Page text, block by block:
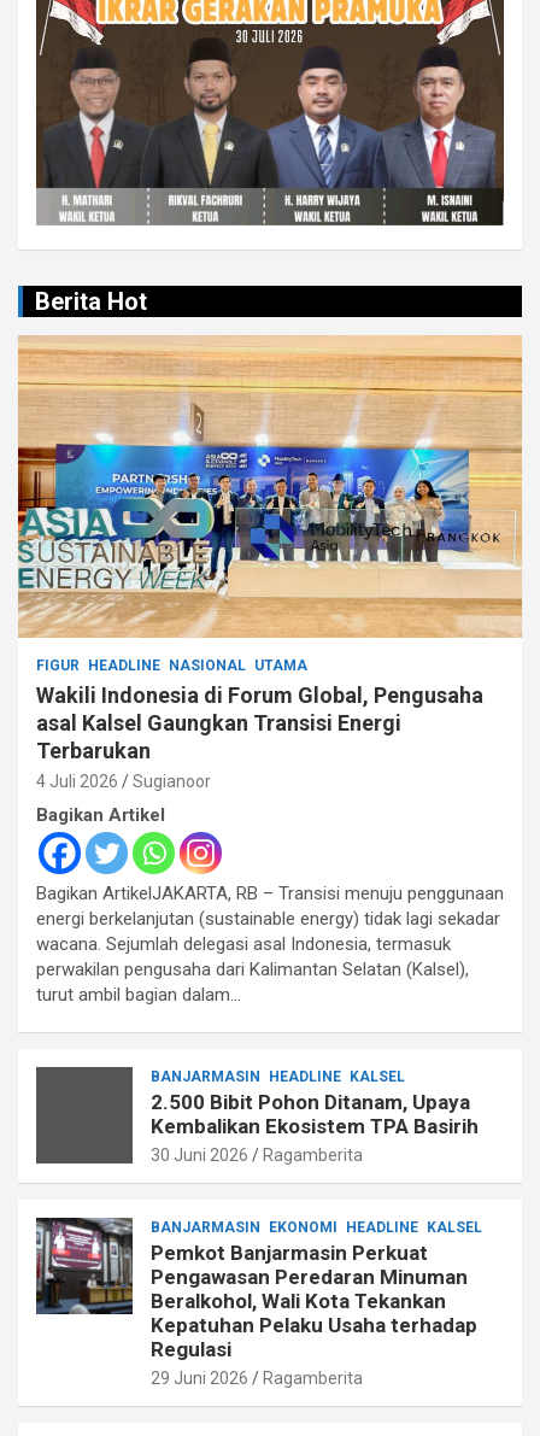
Berita Hot
FIGUR HEADLINE NASIONAL UTAMA
Wakili Indonesia di Forum Global, Pengusaha
asal Kalsel Gaungkan Transisi Energi
Terbarukan
4 Juli 2026 Sugianoor
Bagikan Artikel
Bagikan ArtikelJAKARTA, RB – Transisi menuju penggunaan
energi berkelanjutan (sustainable energy) tidak lagi sekadar
wacana. Sejumlah delegasi asal Indonesia, termasuk
perwakilan pengusaha dari Kalimantan Selatan (Kalsel),
turut ambil bagian dalam…
BANJARMASIN HEADLINE KALSEL
2.500 Bibit Pohon Ditanam, Upaya
Kembalikan Ekosistem TPA Basirih
30 Juni 2026 Ragamberita
BANJARMASIN EKONOMI HEADLINE KALSEL
Pemkot Banjarmasin Perkuat
Pengawasan Peredaran Minuman
Beralkohol, Wali Kota Tekankan
Kepatuhan Pelaku Usaha terhadap
Regulasi
29 Juni 2026 Ragamberita